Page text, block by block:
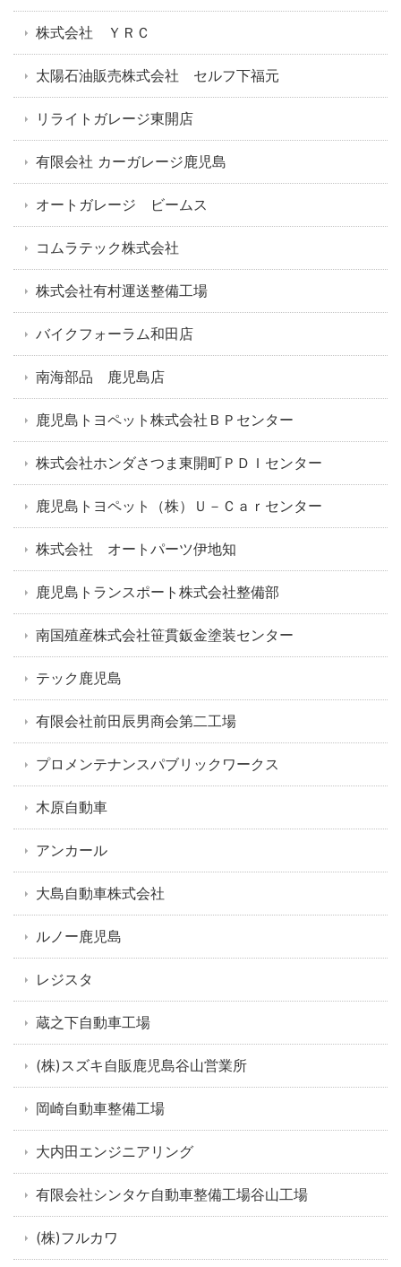
株式会社 ＹＲＣ
太陽石油販売株式会社 セルフ下福元
リライトガレージ東開店
有限会社 カーガレージ鹿児島
オートガレージ ビームス
コムラテック株式会社
株式会社有村運送整備工場
バイクフォーラム和田店
南海部品 鹿児島店
鹿児島トヨペット株式会社ＢＰセンター
株式会社ホンダさつま東開町ＰＤＩセンター
鹿児島トヨペット（株）Ｕ－Ｃａｒセンター
株式会社 オートパーツ伊地知
鹿児島トランスポート株式会社整備部
南国殖産株式会社笹貫鈑金塗装センター
テック鹿児島
有限会社前田辰男商会第二工場
プロメンテナンスパブリックワークス
木原自動車
アンカール
大島自動車株式会社
ルノー鹿児島
レジスタ
蔵之下自動車工場
(株)スズキ自販鹿児島谷山営業所
岡崎自動車整備工場
大内田エンジニアリング
有限会社シンタケ自動車整備工場谷山工場
(株)フルカワ